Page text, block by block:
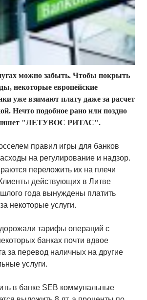
можно забыть. Чтобы покрыть
некоторые европейские
уже взимают плату даже за расчет
Нечто подобное рано или поздно
пишет "ЛЕТУВОС РИТАС".
правил игры для банков
на регулирование и надзор.
переложить их на плечи
действующих в Литве
года вынуждены платить
некоторые услуги.
тарифы операций с
банках почти вдвое
за перевод наличных на другие
услуги.
в банке SEB коммунальные